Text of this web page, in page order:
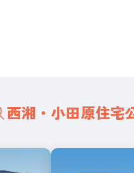
西湘・小田原住宅